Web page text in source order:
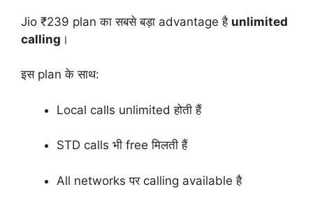
Jio ₹239 plan का सबसे बड़ा advantage है unlimited
calling ।
इस plan के साथ:
Local calls unlimited होती हैं
STD calls भी free मिलती हैं
All networks पर calling available है